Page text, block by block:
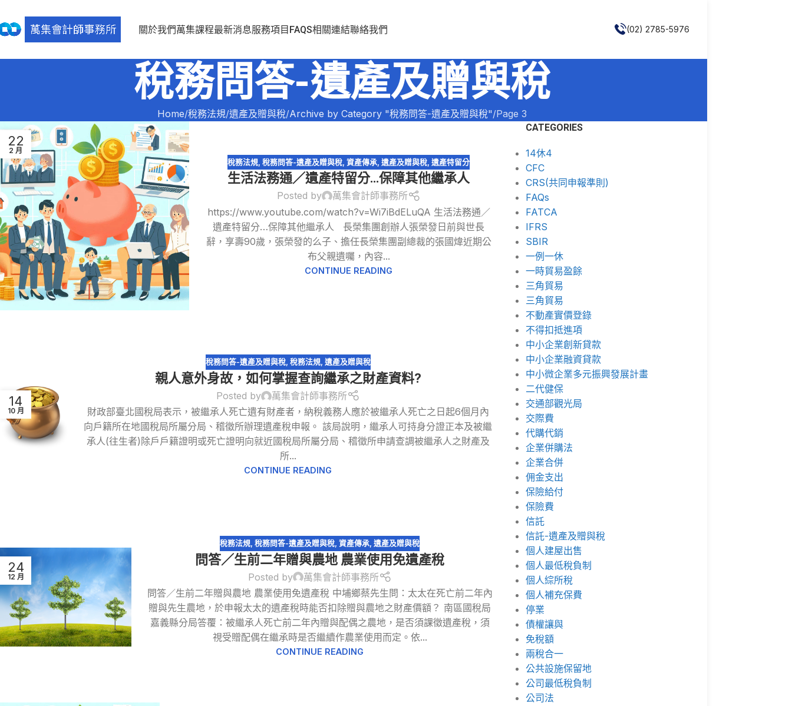
關於我們萬集課程最新消息服務項目 FAQS相關連結聯絡我們 (02) 2785-5976
稅務問答-遺產及贈與稅
Home 稅務法規 遺產及贈與稅 Archive by Category "稅務問答-遺產及贈與稅" Page 3
22
2 月
稅務法規 ,稅務問答-遺產及贈與稅 ,資產傳承 ,遺產及贈與稅 ,遺產特留分
生活法務通／遺產特留分…保障其他繼承人
Posted by
萬集會計師事務所
https://www.youtube.com/watch?v=Wi7iBdELuQA 生活法務通／
遺產特留分…保障其他繼承人 長榮集團創辦人張榮發日前與世長
辭，享壽90歲，張榮發的么子、擔任長榮集團副總裁的張國煒近期公
布父親遺囑，內容...
CONTINUE READING
14
10 月
稅務問答-遺產及贈與稅, 稅務法規, 遺產及贈與稅
親人意外身故，如何掌握查詢繼承之財產資料?
Posted by
萬集會計師事務所
財政部臺北國稅局表示，被繼承人死亡遺有財產者，納稅義務人應於被繼承人死亡之日起6個月內
向戶籍所在地國稅局所屬分局、稽徵所辦理遺產稅申報。 該局說明，繼承人可持身分證正本及被繼
承人(往生者)除戶戶籍證明或死亡證明向就近國稅局所屬分局、稽徵所申請查調被繼承人之財產及
所...
CONTINUE READING
24
12 月
稅務法規,稅務問答-遺產及贈與稅,資產傳承,遺產及贈與稅
問答／生前二年贈與農地 農業使用免遺產稅
Posted by
萬集會計師事務所
問答／生前二年贈與農地 農業使用免遺產稅 中埔鄉蔡先生問：太太在死亡前二年內
贈與先生農地，於申報太太的遺產稅時能否扣除贈與農地之財產價額？ 南區國稅局
嘉義縣分局答覆：被繼承人死亡前二年內贈與配偶之農地，是否須課徵遺產稅，須
視受贈配偶在繼承時是否繼續作農業使用而定。依...
CONTINUE READING
CATEGORIES
14休4
CFC
CRS(共同申報準則)
FAQs
FATCA
IFRS
SBIR
一例一休
一時貿易盈餘
三角貿易
三角貿易
不動產實價登錄
不得扣抵進項
中小企業創新貸款
中小企業融資貸款
中小微企業多元振興發展計畫
二代健保
交通部觀光局
交際費
代購代銷
企業併購法
企業合併
佣金支出
保險給付
保險費
信託
信託-遺產及贈與稅
個人建屋出售
個人最低稅負制
個人綜所稅
個人補充保費
停業
債權讓與
免稅額
兩稅合一
公共設施保留地
公司最低稅負制
公司法